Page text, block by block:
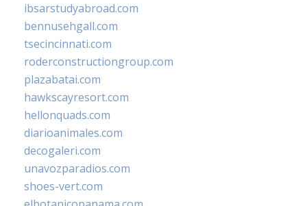
ibsarstudyabroad.com
bennusehgall.com
tsecincinnati.com
roderconstructiongroup.com
plazabatai.com
hawkscayresort.com
hellonquads.com
diarioanimales.com
decogaleri.com
unavozparadios.com
shoes-vert.com